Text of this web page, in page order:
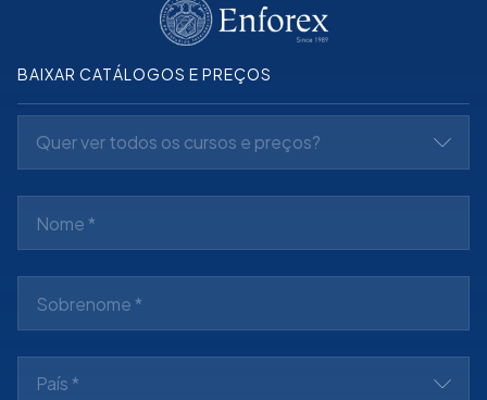
BAIXAR CATÁLOGOS E PREÇOS
Quer ver todos os cursos e preços?
País *